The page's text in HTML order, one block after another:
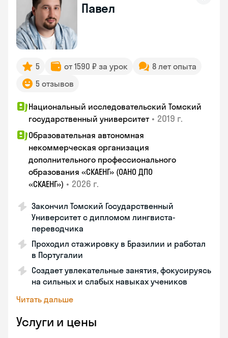
Павел
5 от 1590 ₽ за урок
8 лет опыта
5 отзывов
Национальный исследовательский Томский
государственный университет • 2019 г.
Образовательная автономная
некоммерческая организация
дополнительного профессионального
образования «СКАЕНГ» (ОАНО ДПО
«СКАЕНГ») • 2026 г.
Закончил Томский Государственный
Университет с дипломом лингвиста-
переводчика
Проходил стажировку в Бразилии и работал
в Португалии
Создает увлекательные занятия, фокусируясь
на сильных и слабых навыках учеников
Читать дальше
Услуги и цены